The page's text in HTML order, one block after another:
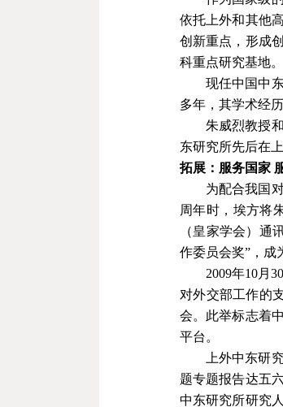
依托上外和其他
创新重点，形成
科重点研究基地。
现任中国中
多年，其学术经
朱威烈教授
东研究所先后在
拓展：服务国家
为配合我国
周年时，埃方将
（皇家学会）通
作委员会奖”，成
2009年10月30
对外交部工作的支
会。此举标志着
平台。
上外中东研
题专题报告达五
中东研究所研究